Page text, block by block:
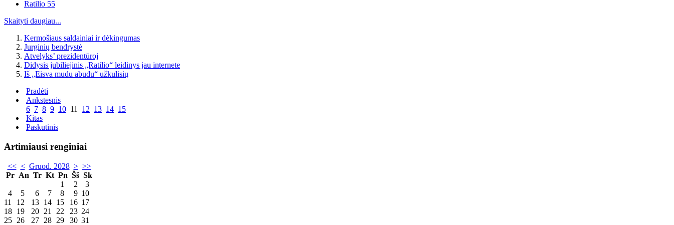
Ratilio 55
Skaityti daugiau...
Kermošiaus saldainiai ir dėkingumas
Jurginių bendrystė
Atvelyks’ prezidentūroj
Didysis jubiliejinis „Ratilio“ leidinys jau internete
Iš „Eisva mudu abudu“ užkulisių
Pradėti
Ankstesnis
6 7 8 9 10 11 12 13 14 15
Kitas
Paskutinis
Artimiausi renginiai
<< < Gruod. 2028 > >>
Pr An Tr Kt Pn Šš Sk
1
2
3
4
5 6 7 8 9 10
11
12 13 14 15 16 17
18 19 20 21 22 23 24
25 26 27 28 29 30 31